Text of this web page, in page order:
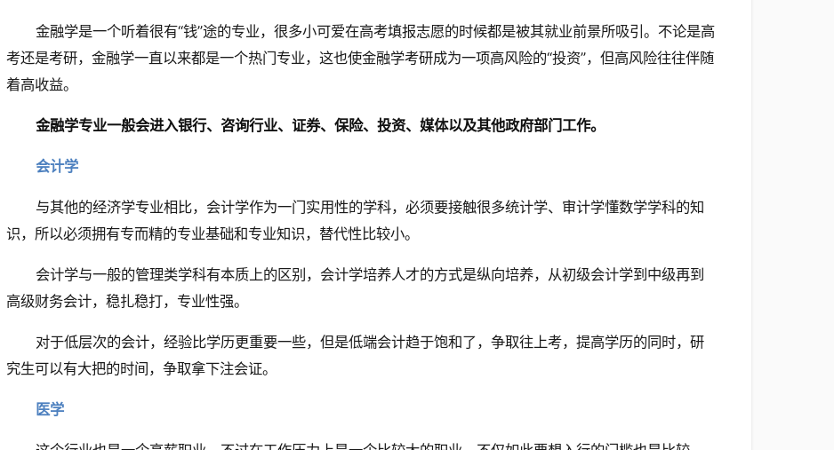
金融学是一个听着很有“钱”途的专业，很多小可爱在高考填报志愿的时候都是被其就业前景所吸引。不论是高
考还是考研，金融学一直以来都是一个热门专业，这也使金融学考研成为一项高风险的“投资”，但高风险往往伴随
着高收益。
金融学专业一般会进入银行、咨询行业、证券、保险、投资、媒体以及其他政府部门工作。
会计学
与其他的经济学专业相比，会计学作为一门实用性的学科，必须要接触很多统计学、审计学懂数学学科的知
识，所以必须拥有专而精的专业基础和专业知识，替代性比较小。
会计学与一般的管理类学科有本质上的区别，会计学培养人才的方式是纵向培养，从初级会计学到中级再到
高级财务会计，稳扎稳打，专业性强。
对于低层次的会计，经验比学历更重要一些，但是低端会计趋于饱和了，争取往上考，提高学历的同时，研
究生可以有大把的时间，争取拿下注会证。
医学